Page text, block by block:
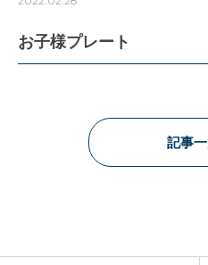
お子様プレート
記事